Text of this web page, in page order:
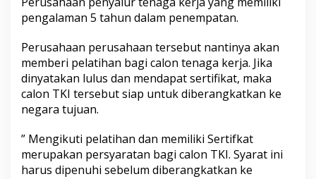
pengalaman 5 tahun dalam penempatan.
Perusahaan perusahaan tersebut nantinya akan
memberi pelatihan bagi calon tenaga kerja. Jika
dinyatakan lulus dan mendapat sertifikat, maka
calon TKI tersebut siap untuk diberangkatkan ke
negara tujuan.
” Mengikuti pelatihan dan memiliki Sertifkat
merupakan persyaratan bagi calon TKI. Syarat ini
harus dipenuhi sebelum diberangkatkan ke